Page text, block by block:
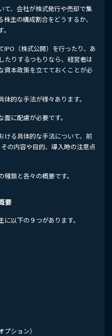
て、会社が株式発行や売却で集
主の構成割合をどうするか、
（株式公開）を行ったり、あ
たりするつもりなら、経営者は
資本政策を立てておくことが必
的な手法が様々あります。
に配慮が必要です。
ける具体的な手法について、前
の内容や目的、導入時の注意点
類と各々の概要です。
要
以下の９つがあります。
ション）